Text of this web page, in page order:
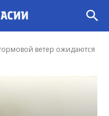
ветер ожидаются